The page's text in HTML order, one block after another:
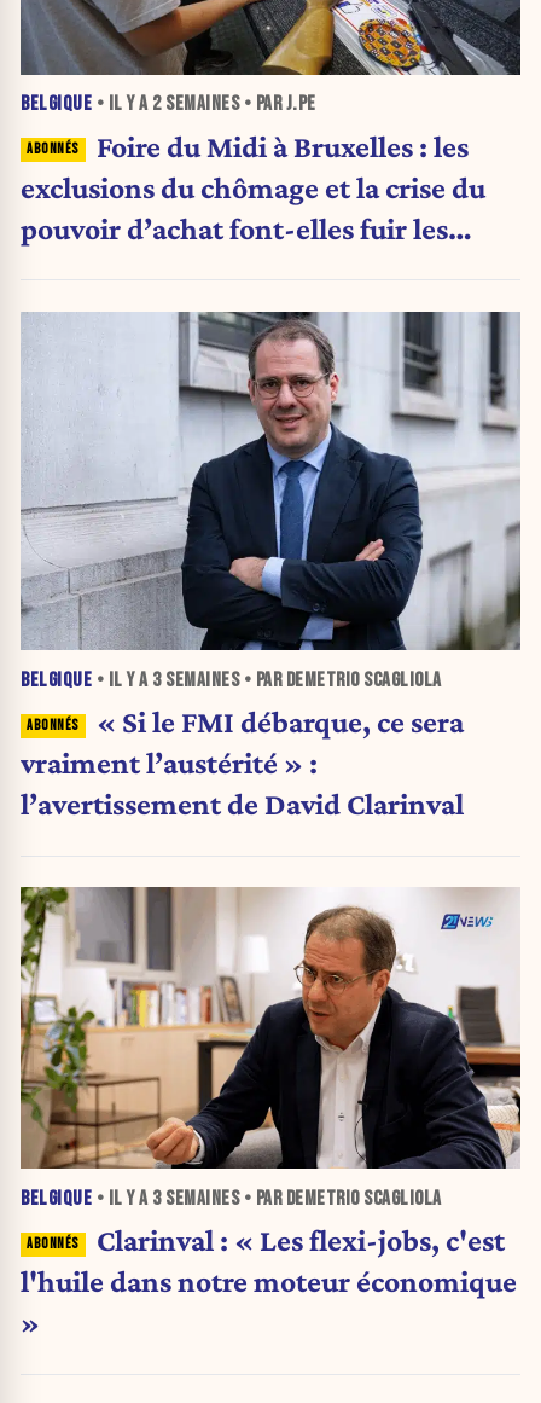
BELGIQUE • IL Y A 2 SEMAINES• PAR J.PE
Foire du Midi à Bruxelles : les
exclusions du chômage et la crise du
pouvoir d’achat font-elles fuir les
BELGIQUE • IL Y A 3 SEMAINES• PAR DEMETRIO SCAGLIOLA
« Si le FMI débarque, ce sera
vraiment l’austérité » :
l’avertissement de David Clarinval
BELGIQUE • IL Y A 3 SEMAINES• PAR DEMETRIO SCAGLIOLA
Clarinval : « Les flexi-jobs, c'est
l'huile dans notre moteur économique
»